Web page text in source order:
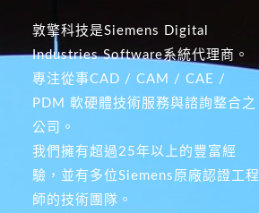
敦擎科技是Siemens Digital
Industries Software系統代理商。
專注從事CAD / CAM / CAE /
PDM 軟硬體技術服務與諮詢整合之
公司。
我們擁有超過25年以上的豐富經
驗，並有多位Siemens原廠認證工程
師的技術團隊。